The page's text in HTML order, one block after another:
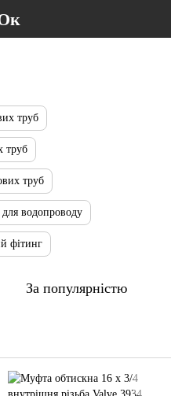
труб
труб
труб
водопроводу
фітинг
За популярністю